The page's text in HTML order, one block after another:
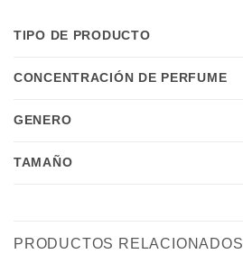
TIPO DE PRODUCTO
CONCENTRACIÓN DE PERFUME
GENERO
TAMAÑO
PRODUCTOS RELACIONADOS